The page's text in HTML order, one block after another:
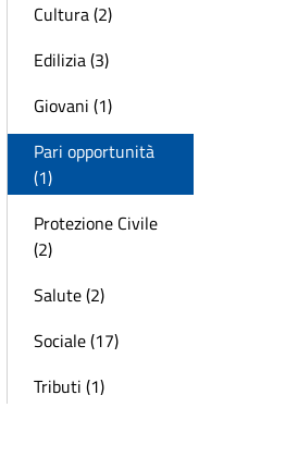
Cultura (2)
Edilizia (3)
Giovani (1)
Pari opportunità
(1)
Protezione Civile
(2)
Salute (2)
Sociale (17)
Tributi (1)